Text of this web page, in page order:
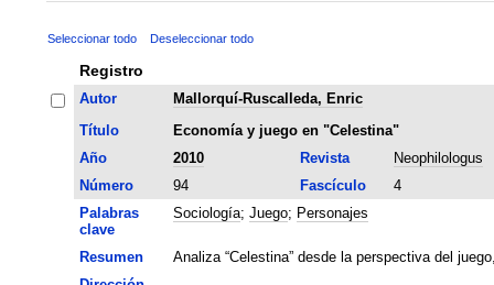
Seleccionar todo Deseleccionar todo
Registro
Autor
Mallorquí-Ruscalleda, Enric
Título
Economía y juego en "Celestina"
Año
2010 Revista
Neophilologus
Número
94 Fascículo
4
Palabras
clave
Sociología; Juego; Personajes
Resumen
Analiza “Celestina” desde la perspectiva del